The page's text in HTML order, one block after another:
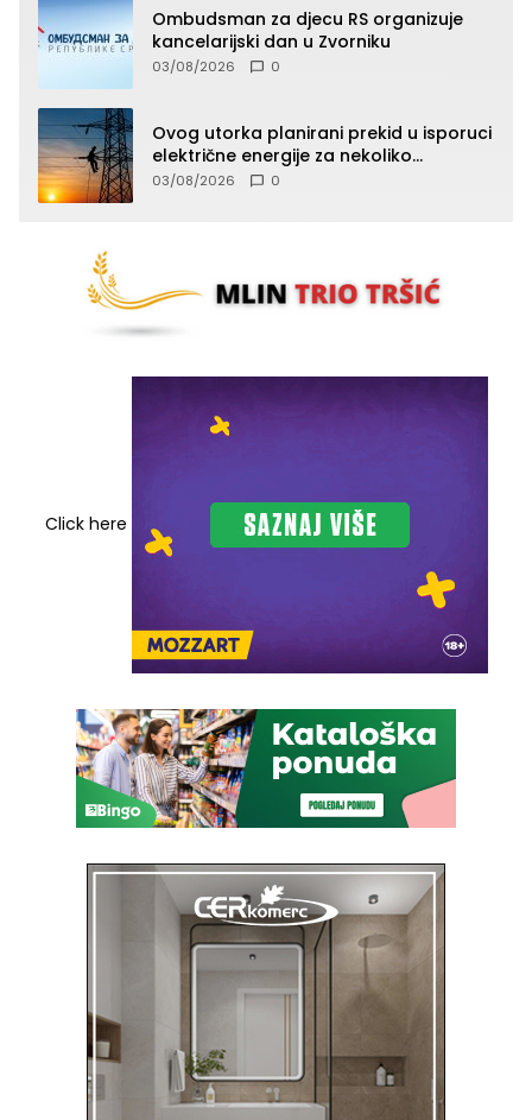
Ombudsman za djecu RS organizuje
kancelarijski dan u Zvorniku
03/08/2026 0
Ovog utorka planirani prekid u isporuci
električne energije za nekoliko
zvorničkih naselja
03/08/2026 0
Click here